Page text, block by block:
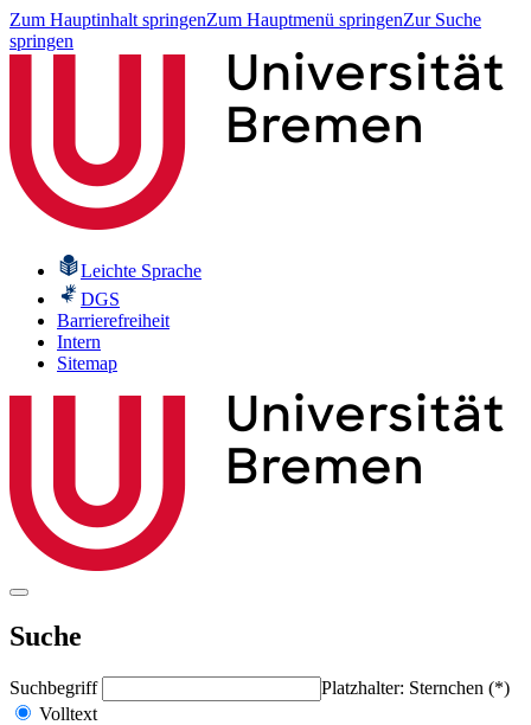
Zum Hauptinhalt springenZum Hauptmenü springenZur Suche
springen
Leichte Sprache
DGS
Barrierefreiheit
Intern
Sitemap
Suche
Suchbegriff
Platzhalter: Sternchen (*)
Volltext